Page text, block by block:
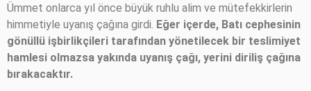
Ümmet onlarca yıl önce büyük ruhlu alim ve mütefekkirlerin
himmetiyle uyanış çağına girdi. Eğer içerde, Batı cephesinin
gönüllü işbirlikçileri tarafından yönetilecek bir teslimiyet
hamlesi olmazsa yakında uyanış çağı, yerini diriliş çağına
bırakacaktır.